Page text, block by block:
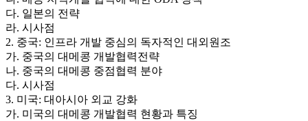
다. 일본의 전략
라. 시사점
2. 중국: 인프라 개발 중심의 독자적인 대외원조
가. 중국의 대메콩 개발협력전략
나. 중국의 대메콩 중점협력 분야
다. 시사점
3. 미국: 대아시아 외교 강화
가. 미국의 대메콩 개발협력 현황과 특징